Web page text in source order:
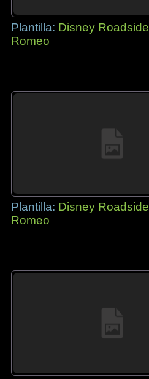
Plantilla: Disney Roadside
Romeo
Plantilla: Disney Roadside
Romeo